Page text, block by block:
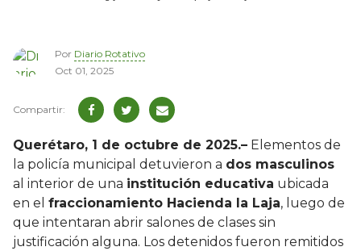
Por Diario Rotativo
Oct 01, 2025
Querétaro, 1 de octubre de 2025.– Elementos de
la policía municipal detuvieron a dos masculinos
al interior de una institución educativa ubicada
en el fraccionamiento Hacienda la Laja, luego de
que intentaran abrir salones de clases sin
justificación alguna. Los detenidos fueron remitidos